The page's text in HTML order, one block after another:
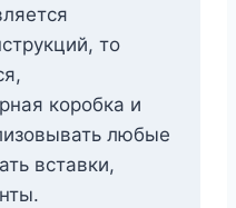
то
коробка и
любые
вставки,